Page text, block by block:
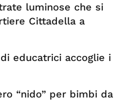
luminose che si
Cittadella a
educatrici accoglie i
“nido” per bimbi da